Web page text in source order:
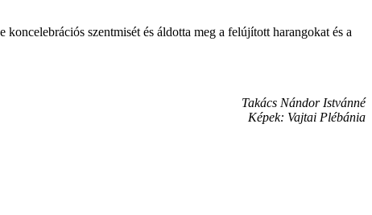
szentmisét és áldotta meg a felújított harangokat és a
Takács Nándor Istvánné
Képek: Vajtai Plébánia